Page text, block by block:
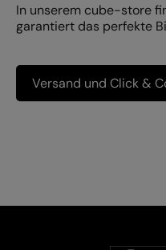
In unserem cube-store
garantiert das perfekte
Versand und Click &